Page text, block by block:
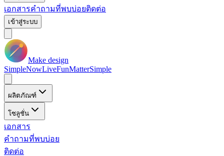
เอกสารคำถามที่พบบ่อยติดต่อ
เข้าสู่ระบบ
Make design
SimpleNowLiveFunMatterSimple
ผลิตภัณฑ์
โซลูชั่น
เอกสาร
คำถามที่พบบ่อย
ติดต่อ